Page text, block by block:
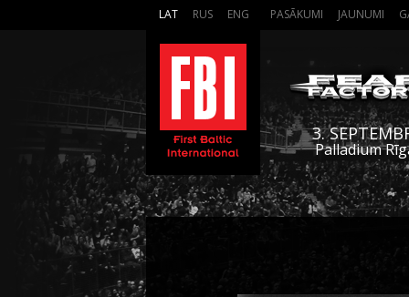
LAT RUS ENG PASĀKUMI JAUNUMI
3.
Palladium